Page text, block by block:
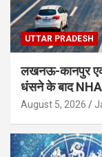
UTTAR PRADESH
लखनऊ-कानपुर
धंसने के बाद
August 5, 2026